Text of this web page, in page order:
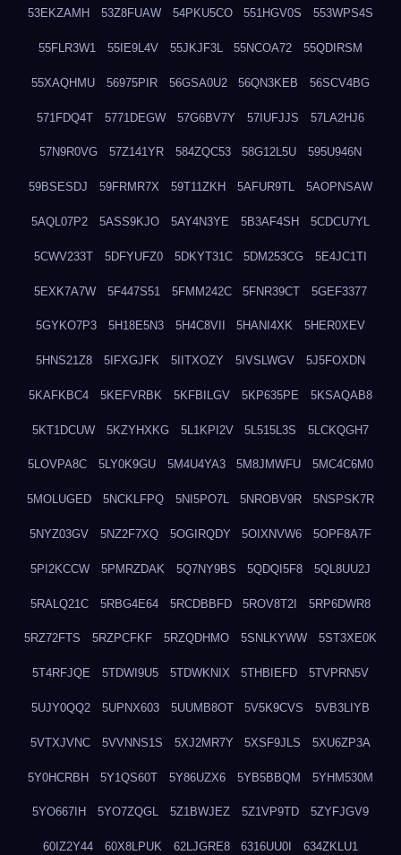
53EKZAMH 53Z8FUAW 54PKU5CO 551HGV0S 553WPS4S
55FLR3W1 55IE9L4V 55JKJF3L 55NCOA72 55QDIRSM
55XAQHMU 56975PIR 56GSA0U2 56QN3KEB 56SCV4BG
571FDQ4T 5771DEGW 57G6BV7Y 57IUFJJS 57LA2HJ6
57N9R0VG 57Z141YR 584ZQC53 58G12L5U 595U946N
59BSESDJ 59FRMR7X 59T11ZKH 5AFUR9TL 5AOPNSAW
5AQL07P2 5ASS9KJO 5AY4N3YE 5B3AF4SH 5CDCU7YL
5CWV233T 5DFYUFZ0 5DKYT31C 5DM253CG 5E4JC1TI
5EXK7A7W 5F447S51 5FMM242C 5FNR39CT 5GEF3377
5GYKO7P3 5H18E5N3 5H4C8VII 5HANI4XK 5HER0XEV
5HNS21Z8 5IFXGJFK 5IITXOZY 5IVSLWGV 5J5FOXDN
5KAFKBC4 5KEFVRBK 5KFBILGV 5KP635PE 5KSAQAB8
5KT1DCUW 5KZYHXKG 5L1KPI2V 5L515L3S 5LCKQGH7
5LOVPA8C 5LY0K9GU 5M4U4YA3 5M8JMWFU 5MC4C6M0
5MOLUGED 5NCKLFPQ 5NI5PO7L 5NROBV9R 5NSPSK7R
5NYZ03GV 5NZ2F7XQ 5OGIRQDY 5OIXNVW6 5OPF8A7F
5PI2KCCW 5PMRZDAK 5Q7NY9BS 5QDQI5F8 5QL8UU2J
5RALQ21C 5RBG4E64 5RCDBBFD 5ROV8T2I 5RP6DWR8
5RZ72FTS 5RZPCFKF 5RZQDHMO 5SNLKYWW 5ST3XE0K
5T4RFJQE 5TDWI9U5 5TDWKNIX 5THBIEFD 5TVPRN5V
5UJY0QQ2 5UPNX603 5UUMB8OT 5V5K9CVS 5VB3LIYB
5VTXJVNC 5VVNNS1S 5XJ2MR7Y 5XSF9JLS 5XU6ZP3A
5Y0HCRBH 5Y1QS60T 5Y86UZX6 5YB5BBQM 5YHM530M
5YO667IH 5YO7ZQGL 5Z1BWJEZ 5Z1VP9TD 5ZYFJGV9
60IZ2Y44 60X8LPUK 62LJGRE8 6316UU0I 634ZKLU1